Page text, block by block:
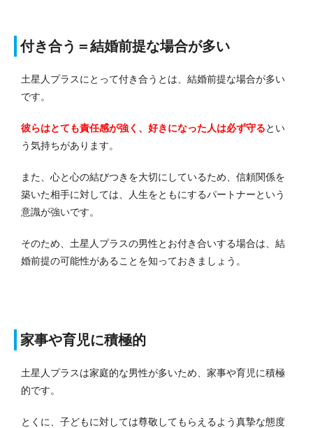
付き合う＝結婚前提な場合が多い
土星人プラスにとって付き合うとは、結婚前提な場合が多い
です。
彼らはとても責任感が強く、好きになった人は必ず守るとい
う気持ちがあります。
また、心と心の結びつきを大切にしているため、信頼関係を
築いた相手に対しては、人生をともにするパートナーという
意識が強いです。
そのため、土星人プラスの男性とお付き合いする場合は、結
婚前提の可能性があることを知っておきましょう。
家事や育児に積極的
土星人プラスは家庭的な男性が多いため、家事や育児に積極
的です。
とくに、子どもに対しては尊敬してもらえるよう真摯な態度